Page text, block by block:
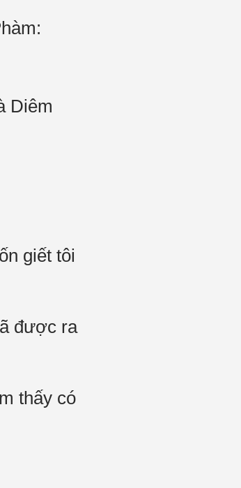
Diêm
giết tôi
được ra
thấy có